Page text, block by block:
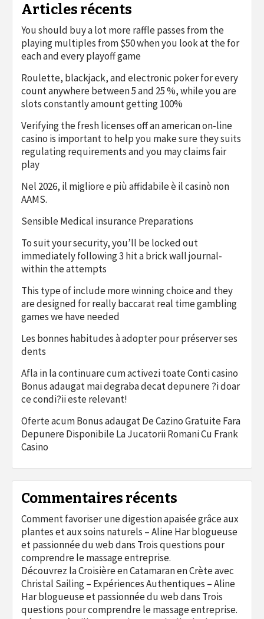
Articles récents
You should buy a lot more raffle passes from the
playing multiples from $50 when you look at the for
each and every playoff game
Roulette, blackjack, and electronic poker for every
count anywhere between 5 and 25 %, while you are
slots constantly amount getting 100%
Verifying the fresh licenses off an american on-line
casino is important to help you make sure they suits
regulating requirements and you may claims fair
play
Nel 2026, il migliore e più affidabile è il casinò non
AAMS.
Sensible Medical insurance Preparations
To suit your security, you’ll be locked out
immediately following 3 hit a brick wall journal-
within the attempts
This type of include more winning choice and they
are designed for really baccarat real time gambling
games we have needed
Les bonnes habitudes à adopter pour préserver ses
dents
Afla in la continuare cum activezi toate Conti casino
Bonus adaugat mai degraba decat depunere ?i doar
ce condi?ii este relevant!
Oferte acum Bonus adaugat De Cazino Gratuite Fara
Depunere Disponibile La Jucatorii Romani Cu Frank
Casino
Commentaires récents
Comment favoriser une digestion apaisée grâce aux
plantes et aux soins naturels – Aline Har blogueuse
et passionnée du webdans Trois questions pour
comprendre le massage entreprise.
Découvrez la Croisière en Catamaran en Crète avec
Christal Sailing – Expériences Authentiques – Aline
Har blogueuse et passionnée du webdans Trois
questions pour comprendre le massage entreprise.